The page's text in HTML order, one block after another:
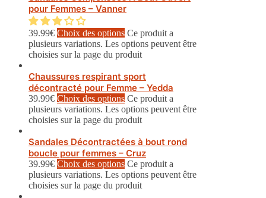
pour Femmes – Vanner
39.99€ Choix des options Ce produit a
plusieurs variations. Les options peuvent être
choisies sur la page du produit
Chaussures respirant sport
décontracté pour Femme – Yedda
39.99€ Choix des options Ce produit a
plusieurs variations. Les options peuvent être
choisies sur la page du produit
Sandales Décontractées à bout rond
boucle pour femmes – Cruz
39.99€ Choix des options Ce produit a
plusieurs variations. Les options peuvent être
choisies sur la page du produit